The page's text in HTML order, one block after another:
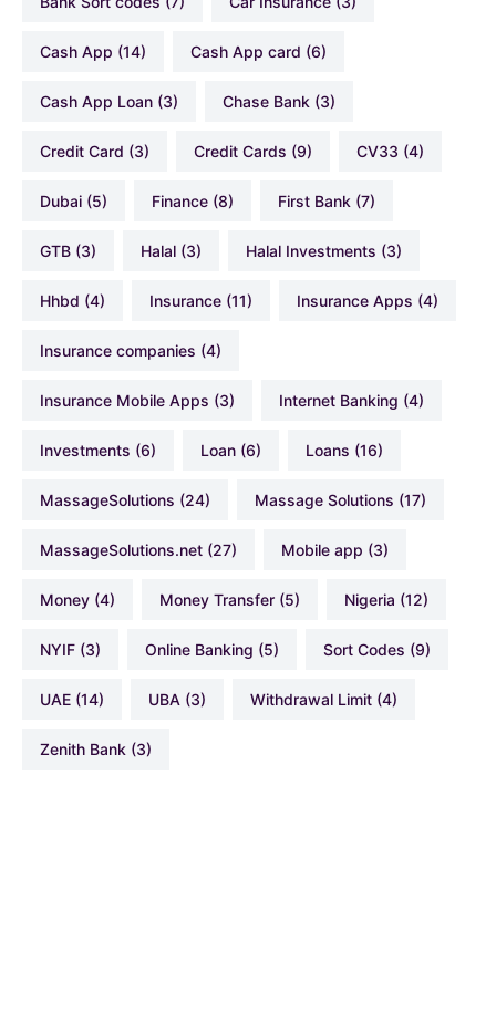
Cash App (14) Cash App card (6)
Cash App Loan (3) Chase Bank (3)
Credit Card (3) Credit Cards (9) CV33 (4)
Dubai (5) Finance (8) First Bank (7)
GTB (3) Halal (3) Halal Investments (3)
hhbd (4) Insurance (11) Insurance Apps (4)
Insurance companies (4)
Insurance Mobile Apps (3) Internet Banking (4)
Investments (6) Loan (6) Loans (16)
MassageSolutions (24) Massage Solutions (17)
MassageSolutions.net (27) Mobile app (3)
Money (4) Money Transfer (5) Nigeria (12)
NYIF (3) Online Banking (5) Sort Codes (9)
UAE (14) UBA (3) Withdrawal Limit (4)
Zenith Bank (3)